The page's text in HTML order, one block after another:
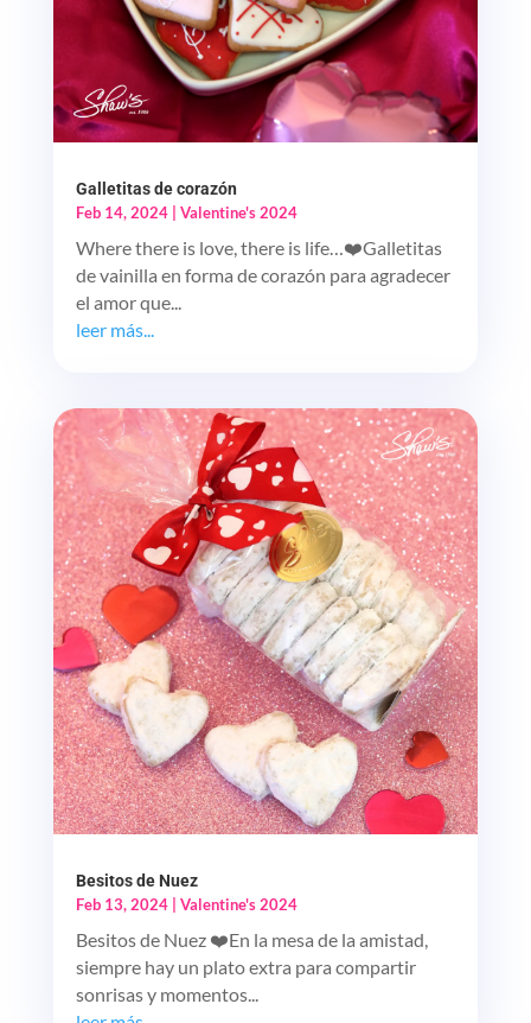
Galletitas de corazón
Feb 14, 2024| Valentine's 2024
Where there is love, there is life…❤️Galletitas
de vainilla en forma de corazón para agradecer
el amor que...
leer más...
Besitos de Nuez
Feb 13, 2024| Valentine's 2024
Besitos de Nuez ❤️En la mesa de la amistad,
siempre hay un plato extra para compartir
sonrisas y momentos...